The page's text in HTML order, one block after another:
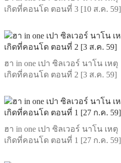
เกิดที่คอนโด ตอนที่ 3 [10 ส.ค. 59]
ฮา in one เปา ซิลเวอร์ นาโน เหตุ
เกิดที่คอนโด ตอนที่ 2 [3 ส.ค. 59]
ฮา in one เปา ซิลเวอร์ นาโน เหตุ
เกิดที่คอนโด ตอนที่ 1 [27 ก.ค. 59]